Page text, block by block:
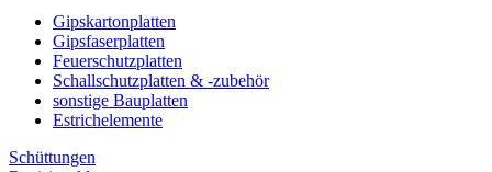
Gipskartonplatten
Gipsfaserplatten
Feuerschutzplatten
Schallschutzplatten & -zubehör
sonstige Bauplatten
Estrichelemente
Schüttungen